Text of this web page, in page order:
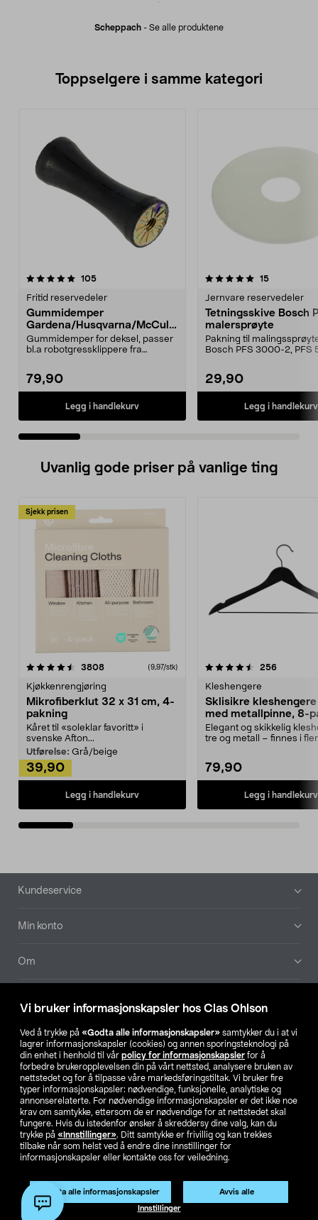
Vi bruker informasjonskapsler hos Clas Ohlson
Ved å trykke på «Godta alle informasjonskapsler» samtykker du i at vi
lagrer informasjonskapsler (cookies) og annen sporingsteknologi på
din enhet i henhold til vår policy for informasjonskapsler for å
forbedre brukeropplevelsen din på vårt nettsted, analysere bruken av
nettstedet og for å tilpasse våre markedsføringstiltak. Vi bruker fire
typer informasjonskapsler: nødvendige, funksjonelle, analytiske og
annonserelaterte. For nødvendige informasjonskapsler er det ikke noe
krav om samtykke, ettersom de er nødvendige for at nettstedet skal
fungere. Hvis du istedenfor ønsker å skreddersy dine valg, kan du
trykke på «Innstillinger». Ditt samtykke er frivillig og kan trekkes
tilbake når som helst ved å endre dine innstillinger for
informasjonskapsler eller kontakte oss for veiledning.
Godta alle informasjonskapsler Avvis alle
Innstillinger
Produktet har utgått
Artikkelnr.:51-1688
Scheppach - Se alle produktene
Toppselgere i samme kategori
105anmeldelser
Fritid reservedeler
Gummidemper
Gardena/Husqvarna/McCullo
ch/Flymo
Gummidemper for deksel, passer
bl.a robotgressklippere fra
79,90
Legg i handlekurv
5.0 av 5 stjerner 15anmeldelser
Jernvare reservedeler
Tetningsskive Bosch
malersprøyte
Pakning til
Bosch PFS 3000-2, PFS
29,90
Legg i handlekurv
4.5 av 5 stjerner
Uvanlig gode priser på vanlige ting
Sjekk prisen
3808anmeldelser(9,97/stk)
Kjøkkenrengjøring
Mikrofiberklut 32 x 31 cm, 4-
pakning
Kåret til «soleklar favoritt» i
svenske Afton...
Utførelse: Grå/beige
39,90
Legg i handlekurv
4.5av 5 stjerner 256
Kleshengere
Sklisikre
med metallpinne, 8-
Elegant og skikkelig
tre og metall – finnes i
79,90
Legg i handlekurv
4.5av 5 stjerner
Bunntekst
Kundeservice
Min konto
Om
Våre selskaper
Finn din butikk
SE NO FI
Privacy statement Medlemsvilkår Kjøpsvilkår
For bedrifter
Endre til priser ekskl. moms